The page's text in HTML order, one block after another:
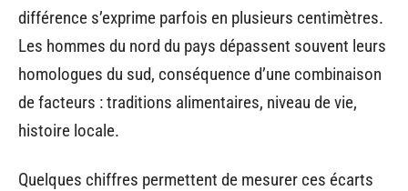
différence s’exprime parfois en plusieurs centimètres.
Les hommes du nord du pays dépassent souvent leurs
homologues du sud, conséquence d’une combinaison
de facteurs : traditions alimentaires, niveau de vie,
histoire locale.
Quelques chiffres permettent de mesurer ces écarts